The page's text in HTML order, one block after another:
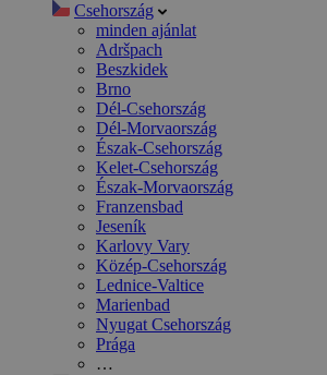
Csehország
minden ajánlat
Adršpach
Beszkidek
Brno
Dél-Csehország
Dél-Morvaország
Észak-Csehország
Kelet-Csehország
Észak-Morvaország
Franzensbad
Jeseník
Karlovy Vary
Közép-Csehország
Lednice-Valtice
Marienbad
Nyugat Csehország
Prága
…